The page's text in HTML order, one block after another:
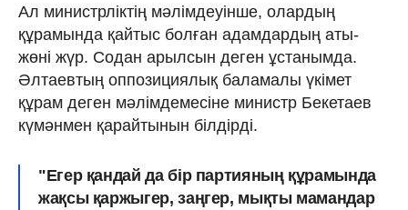
Ал министрліктің мәлімдеуінше, олардың
құрамында қайтыс болған адамдардың аты-
жөні жүр. Содан арылсын деген ұстанымда.
Әлтаевтың оппозициялық баламалы үкімет
құрам деген мәлімдемесіне министр Бекетаев
күмәнмен қарайтынын білдірді.
"Егер қандай да бір партияның құрамында
жақсы қаржыгер, заңгер, мықты мамандар